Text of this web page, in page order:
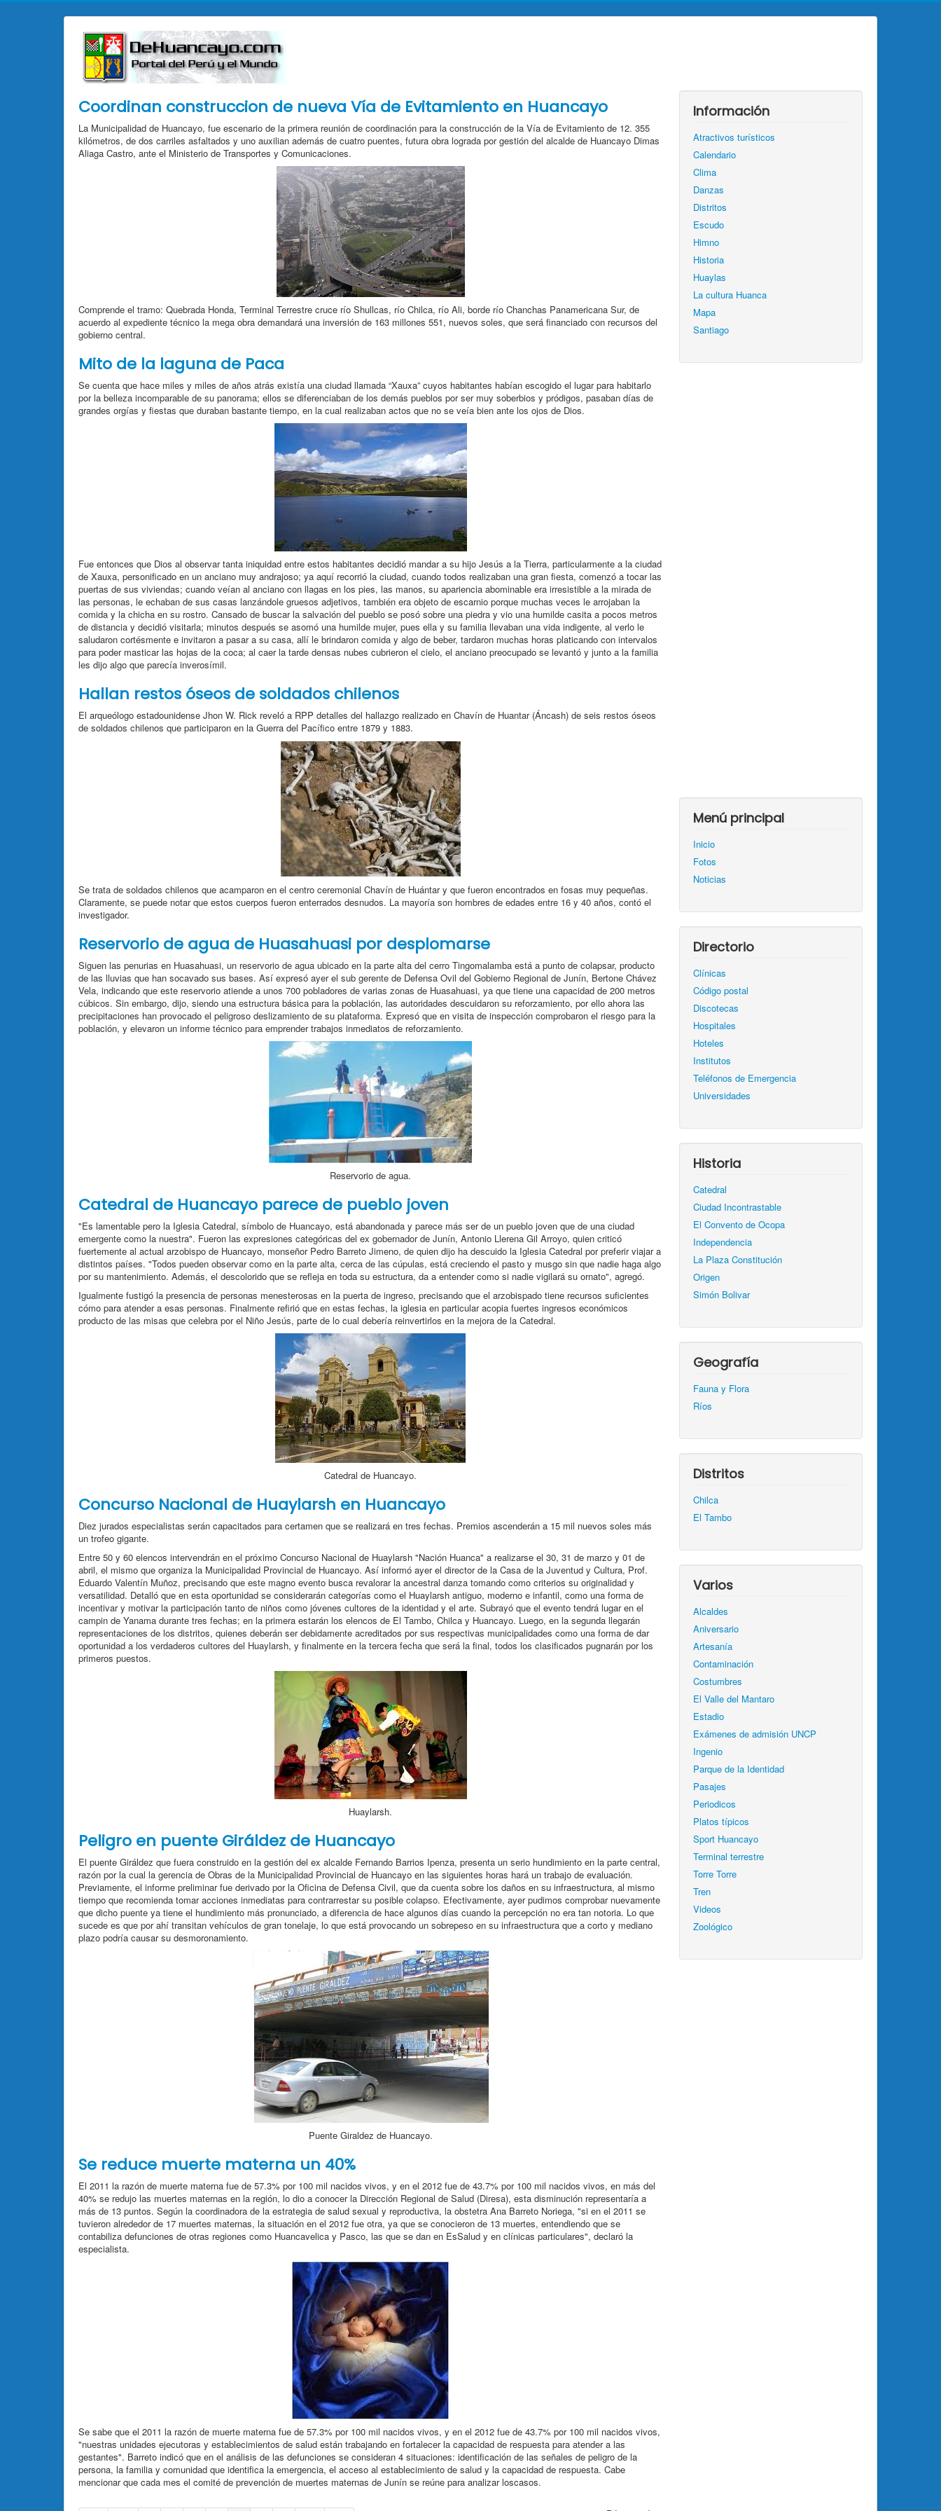
Coordinan construccion de nueva Vía de Evitamiento en Huancayo
La Municipalidad de Huancayo, fue escenario de la primera reunión de coordinación para la construcción de la Vía de Evitamiento de 12. 355
kilómetros, de dos carriles asfaltados y uno auxilian además de cuatro puentes, futura obra lograda por gestión del alcalde de Huancayo Dimas
Aliaga Castro, ante el Ministerio de Transportes y Comunicaciones.
Comprende el tramo: Quebrada Honda, Terminal Terrestre cruce río Shullcas, río Chilca, río Ali, borde río Chanchas Panamericana Sur, de
acuerdo al expediente técnico la mega obra demandará una inversión de 163 millones 551, nuevos soles, que será financiado con recursos del
gobierno central.
Mito de la laguna de Paca
Se cuenta que hace miles y miles de años atrás existía una ciudad llamada “Xauxa” cuyos habitantes habían escogido el lugar para habitarlo
por la belleza incomparable de su panorama; ellos se diferenciaban de los demás pueblos por ser muy soberbios y pródigos, pasaban días de
grandes orgías y fiestas que duraban bastante tiempo, en la cual realizaban actos que no se veía bien ante los ojos de Dios.
Fue entonces que Dios al observar tanta iniquidad entre estos habitantes decidió mandar a su hijo Jesús a la Tierra, particularmente a la ciudad
de Xauxa, personificado en un anciano muy andrajoso; ya aquí recorrió la ciudad, cuando todos realizaban una gran fiesta, comenzó a tocar las
puertas de sus viviendas; cuando veían al anciano con llagas en los pies, las manos, su apariencia abominable era irresistible a la mirada de
las personas, le echaban de sus casas lanzándole gruesos adjetivos, también era objeto de escarnio porque muchas veces le arrojaban la
comida y la chicha en su rostro. Cansado de buscar la salvación del pueblo se posó sobre una piedra y vio una humilde casita a pocos metros
de distancia y decidió visitarla; minutos después se asomó una humilde mujer, pues ella y su familia llevaban una vida indigente, al verlo le
saludaron cortésmente e invitaron a pasar a su casa, allí le brindaron comida y algo de beber, tardaron muchas horas platicando con intervalos
para poder masticar las hojas de la coca; al caer la tarde densas nubes cubrieron el cielo, el anciano preocupado se levantó y junto a la familia
les dijo algo que parecía inverosímil.
Hallan restos óseos de soldados chilenos
El arqueólogo estadounidense Jhon W. Rick reveló a RPP detalles del hallazgo realizado en Chavín de Huantar (Áncash) de seis restos óseos
de soldados chilenos que participaron en la Guerra del Pacífico entre 1879 y 1883.
Se trata de soldados chilenos que acamparon en el centro ceremonial Chavín de Huántar y que fueron encontrados en fosas muy pequeñas.
Claramente, se puede notar que estos cuerpos fueron enterrados desnudos. La mayoría son hombres de edades entre 16 y 40 años, contó el
investigador.
Reservorio de agua de Huasahuasi por desplomarse
Siguen las penurias en Huasahuasi, un reservorio de agua ubicado en la parte alta del cerro Tingomalamba está a punto de colapsar, producto
de las lluvias que han socavado sus bases. Así expresó ayer el sub gerente de Defensa Ovil del Gobierno Regional de Junín, Bertone Chávez
Vela, indicando que este reservorio atiende a unos 700 pobladores de varias zonas de Huasahuasi, ya que tiene una capacidad de 200 metros
cúbicos. Sin embargo, dijo, siendo una estructura básica para la población, las autoridades descuidaron su reforzamiento, por ello ahora las
precipitaciones han provocado el peligroso deslizamiento de su plataforma. Expresó que en visita de inspección comprobaron el riesgo para la
población, y elevaron un informe técnico para emprender trabajos inmediatos de reforzamiento.
Reservorio de agua.
Catedral de Huancayo parece de pueblo joven
"Es lamentable pero la Iglesia Catedral, símbolo de Huancayo, está abandonada y parece más ser de un pueblo joven que de una ciudad
emergente como la nuestra". Fueron las expresiones categóricas del ex gobernador de Junín, Antonio Llerena Gil Arroyo, quien criticó
fuertemente al actual arzobispo de Huancayo, monseñor Pedro Barreto Jimeno, de quien dijo ha descuido la Iglesia Catedral por preferir viajar a
distintos países. "Todos pueden observar como en la parte alta, cerca de las cúpulas, está creciendo el pasto y musgo sin que nadie haga algo
por su mantenimiento. Además, el descolorido que se refleja en toda su estructura, da a entender como si nadie vigilará su ornato", agregó.
Igualmente fustigó la presencia de personas menesterosas en la puerta de ingreso, precisando que el arzobispado tiene recursos suficientes
cómo para atender a esas personas. Finalmente refirió que en estas fechas, la iglesia en particular acopia fuertes ingresos económicos
producto de las misas que celebra por el Niño Jesús, parte de lo cual debería reinvertirlos en la mejora de la Catedral.
Catedral de Huancayo.
Concurso Nacional de Huaylarsh en Huancayo
Diez jurados especialistas serán capacitados para certamen que se realizará en tres fechas. Premios ascenderán a 15 mil nuevos soles más
un trofeo gigante.
Entre 50 y 60 elencos intervendrán en el próximo Concurso Nacional de Huaylarsh "Nación Huanca" a realizarse el 30, 31 de marzo y 01 de
abril, el mismo que organiza la Municipalidad Provincial de Huancayo. Así informó ayer el director de la Casa de la Juventud y Cultura, Prof.
Eduardo Valentín Muñoz, precisando que este magno evento busca revalorar la ancestral danza tomando como criterios su originalidad y
versatilidad. Detalló que en esta oportunidad se considerarán categorías como el Huaylarsh antiguo, moderno e infantil, como una forma de
incentivar y motivar la participación tanto de niños como jóvenes cultores de la identidad y el arte. Subrayó que el evento tendrá lugar en el
campin de Yanama durante tres fechas; en la primera estarán los elencos de El Tambo, Chilca y Huancayo. Luego, en la segunda llegarán
representaciones de los distritos, quienes deberán ser debidamente acreditados por sus respectivas municipalidades como una forma de dar
oportunidad a los verdaderos cultores del Huaylarsh, y finalmente en la tercera fecha que será la final, todos los clasificados pugnarán por los
primeros puestos.
Huaylarsh.
Peligro en puente Giráldez de Huancayo
El puente Giráldez que fuera construido en la gestión del ex alcalde Fernando Barrios Ipenza, presenta un serio hundimiento en la parte central,
razón por la cual la gerencia de Obras de la Municipalidad Provincial de Huancayo en las siguientes horas hará un trabajo de evaluación.
Previamente, el informe preliminar fue derivado por la Oficina de Defensa Civil, que da cuenta sobre los daños en su infraestructura, al mismo
tiempo que recomienda tomar acciones inmediatas para contrarrestar su posible colapso. Efectivamente, ayer pudimos comprobar nuevamente
que dicho puente ya tiene el hundimiento más pronunciado, a diferencia de hace algunos días cuando la percepción no era tan notoria. Lo que
sucede es que por ahí transitan vehículos de gran tonelaje, lo que está provocando un sobrepeso en su infraestructura que a corto y mediano
plazo podría causar su desmoronamiento.
Puente Giraldez de Huancayo.
Se reduce muerte materna un 40%
El 2011 la razón de muerte materna fue de 57.3% por 100 mil nacidos vivos, y en el 2012 fue de 43.7% por 100 mil nacidos vivos, en más del
40% se redujo las muertes maternas en la región, lo dio a conocer la Dirección Regional de Salud (Diresa), esta disminución representaría a
más de 13 puntos. Según la coordinadora de la estrategia de salud sexual y reproductiva, la obstetra Ana Barreto Noriega, "si en el 2011 se
tuvieron alrededor de 17 muertes maternas, la situación en el 2012 fue otra, ya que se conocieron de 13 muertes, entendiendo que se
contabiliza defunciones de otras regiones como Huancavelica y Pasco, las que se dan en EsSalud y en clínicas particulares", declaró la
especialista.
Se sabe que el 2011 la razón de muerte materna fue de 57.3% por 100 mil nacidos vivos, y en el 2012 fue de 43.7% por 100 mil nacidos vivos,
"nuestras unidades ejecutoras y establecimientos de salud están trabajando en fortalecer la capacidad de respuesta para atender a las
gestantes". Barreto indicó que en el análisis de las defunciones se consideran 4 situaciones: identificación de las señales de peligro de la
persona, la familia y comunidad que identifica la emergencia, el acceso al establecimiento de salud y la capacidad de respuesta. Cabe
mencionar que cada mes el comité de prevención de muertes maternas de Junín se reúne para analizar loscasos.
Información
Atractivos turísticos
Calendario
Clima
Danzas
Distritos
Escudo
Himno
Historia
Huaylas
La cultura Huanca
Mapa
Santiago
Menú principal
Inicio
Fotos
Noticias
Directorio
Clínicas
Código postal
Discotecas
Hospitales
Hoteles
Institutos
Teléfonos de Emergencia
Universidades
Historia
Catedral
Ciudad Incontrastable
El Convento de Ocopa
Independencia
La Plaza Constitución
Origen
Simón Bolivar
Geografía
Fauna y Flora
Ríos
Distritos
Chilca
El Tambo
Varios
Alcaldes
Aniversario
Artesanía
Contaminación
Costumbres
El Valle del Mantaro
Estadio
Exámenes de admisión UNCP
Ingenio
Parque de la Identidad
Pasajes
Periodicos
Platos típicos
Sport Huancayo
Terminal terrestre
Torre Torre
Tren
Videos
Zoológico